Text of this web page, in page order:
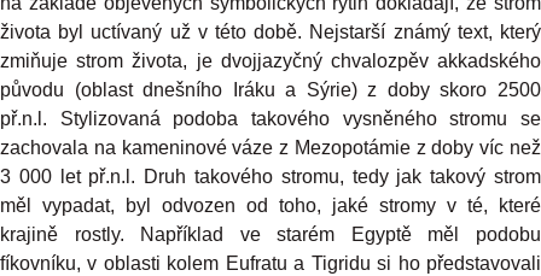
života byl uctívaný už v této době. Nejstarší známý text, který
zmiňuje strom života, je dvojjazyčný chvalozpěv akkadského
původu (oblast dnešního Iráku a Sýrie) z doby skoro 2500
př.n.l. Stylizovaná podoba takového vysněného stromu se
zachovala na kameninové váze z Mezopotámie z doby víc než
3 000 let př.n.l. Druh takového stromu, tedy jak takový strom
měl vypadat, byl odvozen od toho, jaké stromy v té, které
krajině rostly. Například ve starém Egyptě měl podobu
fíkovníku, v oblasti kolem Eufratu a Tigridu si ho představovali